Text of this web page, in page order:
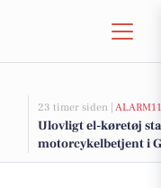
23 timer siden |
Ulovligt el-køretøj
motorcykelbetjent i